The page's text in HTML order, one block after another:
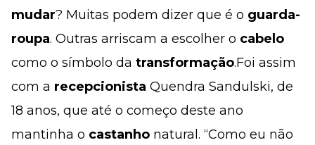
mudar? Muitas podem dizer que é o guarda-
roupa. Outras arriscam a escolher o cabelo
como o símbolo da transformação.Foi assim
com a recepcionista Quendra Sandulski, de
18 anos, que até o começo deste ano
mantinha o castanho natural. “Como eu não